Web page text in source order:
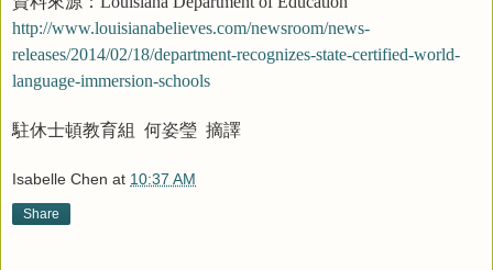
http://www.louisianabelieves.com/newsroom/news-
releases/2014/02/18/department-recognizes-state-certified-world-
language-immersion-schools
駐休士頓教育組 何姿瑩 摘譯
Isabelle Chen at 10:37 AM
Share